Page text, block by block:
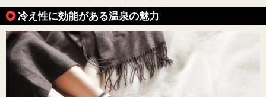
冷え性に効能がある温泉の魅力